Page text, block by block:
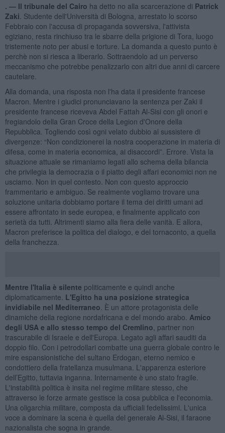
. — Il tribunale del Cairo ha detto no alla scarcerazione di Patrick
Zaki . Studente dell'Università di Bologna, arrestato lo scorso
Febbraio con l'accusa di propaganda sovversiva, l'attivista
egiziano, resta rinchiuso tra le sbarre della prigione di Tora, luogo
tristemente noto per abusi e torture. La domanda a questo punto è
perchè non si riesca a liberarlo. Sottraendolo ad un perverso
meccanismo che potrebbe penalizzarlo con altri due anni di carcere
cautelare.
Alla domanda, una risposta non l'ha data il presidente francese
Macron. Mentre i giudici pronunciavano la sentenza per Zaki il
presidente francese riceveva Abdel Fattah Al-Sisi con gli onori e
fregiandolo della Gran Croce della Legion d'Onore della
Repubblica. Togliendo così ogni velato dubbio al sussistere di
divergenze: “Non condizionerei la nostra cooperazione in materia di
difesa, come in materia economica, ai disaccordi”. Errore. Vista la
situazione attuale se rimaniamo legati allo schema della bilancia
che privilegia la democrazia o il piatto degli affari economici non ne
usciamo. Non in quel contesto. Non con questo approccio
frammentario e ambiguo. Se realmente vogliamo trovare una
soluzione unitaria dobbiamo portare il tema dei diritti umani ad
essere affrontato in sede europea, e finalmente applicato con
serietà da tutti. Altrimenti siamo alla fiera delle vanità. E allora,
Macron preferisce la politica del dialogo, e del tornaconto, a quella
della franchezza.
Mentre l'Italia è silente politicamente e quindi anche
diplomaticamente. L'Egitto ha una posizione strategica
invidiabile nel Mediterraneo . È un attore protagonista delle
dinamiche della regione nordafricana e del mondo arabo. Amico
degli USA e allo stesso tempo del Cremlino , partner non
trascurabile di Israele e dell'Europa. Legato agli affari sauditi da
doppio filo. Con i petrodollari combatte una guerra globale contro le
mire espansionistiche del sultano Erdogan, eterno nemico e
condottiero della fratellanza musulmana. L'apparenza esteriore
dell’Egitto, tuttavia inganna. Internamente è uno stato fragile.
L'instabilità politica è insita nel regime militare stesso, che
attraverso le forze armate gestisce la cosa pubblica e l'economia.
Una oligarchia militare, composta da ufficiali fedelissimi. L'unica
voce a dominare la scena è quella del generale Al-Sisi, il faraone
nazionalista che sogna in grande.